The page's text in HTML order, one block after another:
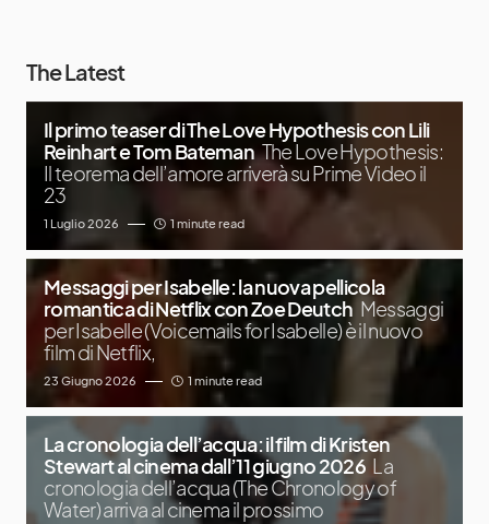
The Latest
Il primo teaser di The Love Hypothesis con Lili
Reinhart e Tom Bateman The Love Hypothesis:
Il teorema dell’amore arriverà su Prime Video il
23
1 Luglio 2026 1 minute read
Messaggi per Isabelle: la nuova pellicola
romantica di Netflix con Zoe Deutch Messaggi
per Isabelle (Voicemails for Isabelle) è il nuovo
film di Netflix,
23 Giugno 2026 1 minute read
La cronologia dell’acqua: il film di Kristen
Stewart al cinema dall’11 giugno 2026 La
cronologia dell’acqua (The Chronology of
Water) arriva al cinema il prossimo